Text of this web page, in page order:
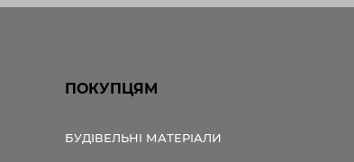
ПОКУПЦЯМ
БУДІВЕЛЬНІ МАТЕРІАЛИ